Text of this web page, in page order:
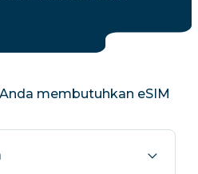
membutuhkan eSIM